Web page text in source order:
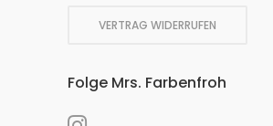
VERTRAG WIDERRUFEN
Folge Mrs. Farbenfroh